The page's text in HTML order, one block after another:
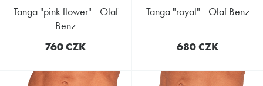
tanga "pink flower" - Olaf
Benz
760 CZK
tanga "royal" - Olaf Benz
680 CZK